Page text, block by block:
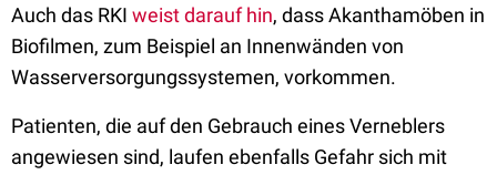
Auch das RKI weist darauf hin, dass Akanthamöben in
Biofilmen, zum Beispiel an Innenwänden von
Wasserversorgungssystemen, vorkommen.
Patienten, die auf den Gebrauch eines Verneblers
angewiesen sind, laufen ebenfalls Gefahr sich mit